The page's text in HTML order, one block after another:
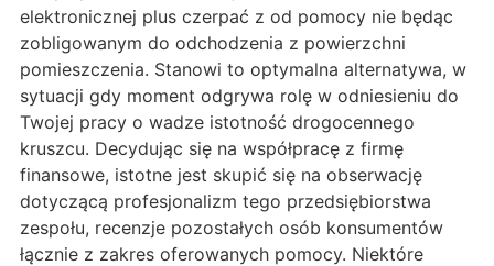
elektronicznej plus czerpać z od pomocy nie będąc
zobligowanym do odchodzenia z powierzchni
pomieszczenia. Stanowi to optymalna alternatywa, w
sytuacji gdy moment odgrywa rolę w odniesieniu do
Twojej pracy o wadze istotność drogocennego
kruszcu. Decydując się na współpracę z firmę
finansowe, istotne jest skupić się na obserwację
dotyczącą profesjonalizm tego przedsiębiorstwa
zespołu, recenzje pozostałych osób konsumentów
łącznie z zakres oferowanych pomocy. Niektóre